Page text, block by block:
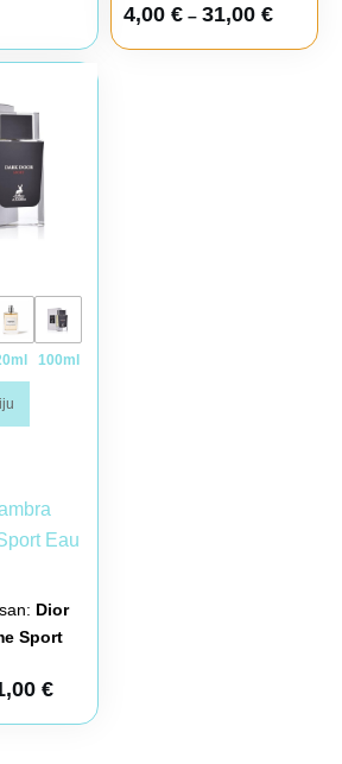
4,00 € – 31,00 €
100ml
Eau
Dior
Sport
€
Raspon cena: od 4,00 € do 31,00 €
ima više varijanti. Opcije mogu biti